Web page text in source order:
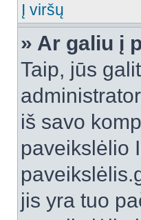
Į viršų
» Ar galiu į
Taip, jūs
iš savo
paveikslėlio
jis yra tuo